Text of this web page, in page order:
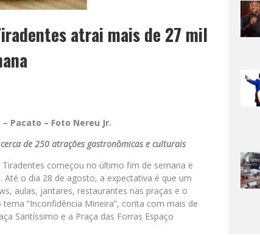
atrai mais de 27 mil
Pacato – Foto Nereu Jr.
de 250 atrações gastronômicas e culturais
começou no último fim de semana e
o dia 28 de agosto, a expectativa é que um
aulas, jantares, restaurantes nas praças e o
“Inconfidência Mineira”, conta com mais de
Santíssimo e a Praça das Forras Espaço